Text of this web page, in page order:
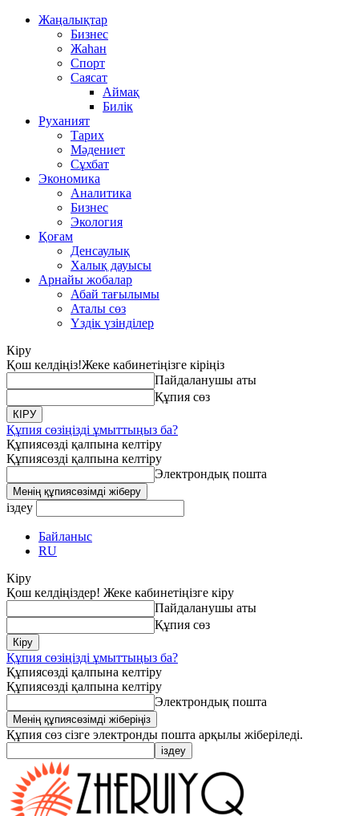
Жаңалықтар
Бизнес
Жаһан
Спорт
Саясат
Аймақ
Билік
Руханият
Тарих
Мәдениет
Сұхбат
Экономика
Аналитика
Бизнес
Экология
Қоғам
Денсаулық
Халық дауысы
Арнайы жобалар
Абай тағылымы
Аталы сөз
Үздік үзінділер
Кіру
Қош келдіңіз!Жеке кабинетіңізге кіріңіз
Пайдаланушы аты
Құпия сөз
Құпия сөзіңізді ұмыттыңыз ба?
Құпиясөзді қалпына келтіру
Құпиясөзді қалпына келтіру
Электрондық пошта
іздеу
Байланыс
RU
Кіру
Қош келдіңіздер! Жеке кабинетіңізге кіру
Пайдаланушы аты
Құпия сөз
Құпия сөзіңізді ұмыттыңыз ба?
Құпиясөзді қалпына келтіру
Құпиясөзді қалпына келтіру
Электрондық пошта
Құпия сөз сізге электронды пошта арқылы жіберіледі.